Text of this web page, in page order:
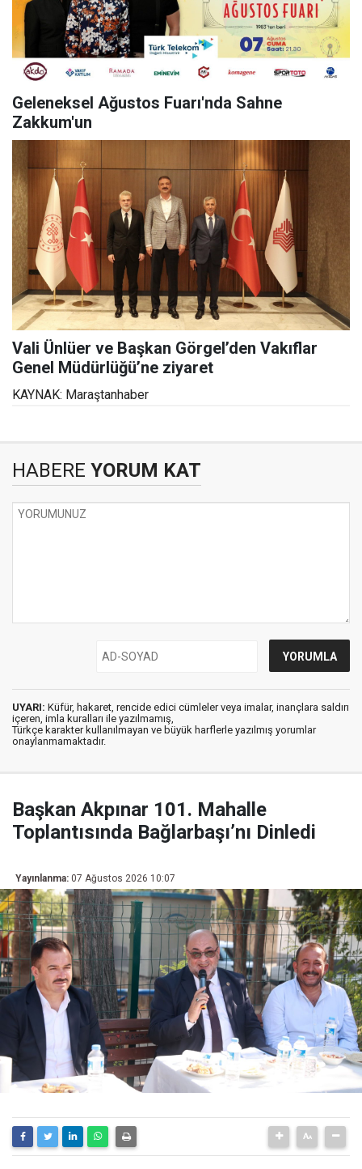
Geleneksel Ağustos Fuarı'nda Sahne
Zakkum'un
Vali Ünlüer ve Başkan Görgel’den Vakıflar
Genel Müdürlüğü’ne ziyaret
KAYNAK: Maraştanhaber
HABERE YORUM KAT
UYARI: Küfür, hakaret, rencide edici cümleler veya imalar, inançlara saldırı
içeren, imla kuralları ile yazılmamış,
Türkçe karakter kullanılmayan ve büyük harflerle yazılmış yorumlar
onaylanmamaktadır.
Başkan Akpınar 101. Mahalle
Toplantısında Bağlarbaşı’nı Dinledi
Yayınlanma: 07 Ağustos 2026 10:07